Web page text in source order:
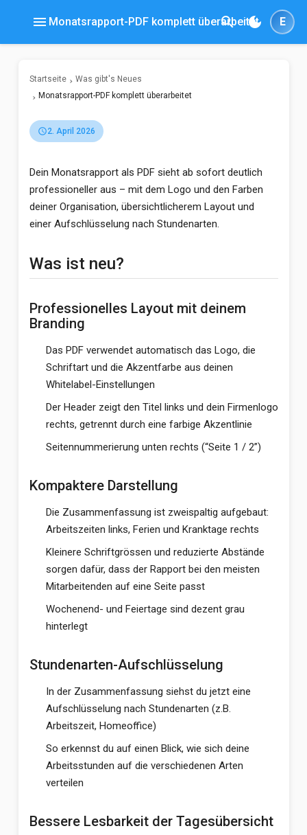
menu Monatsrapport-PDF komplett überarbeitet
search dark_mode E
Startseite
Was gibt's Neues
Monatsrapport-PDF komplett überarbeitet
schedule2. April 2026
Dein Monatsrapport als PDF sieht ab sofort deutlich
professioneller aus – mit dem Logo und den Farben
deiner Organisation, übersichtlicherem Layout und
einer Aufschlüsselung nach Stundenarten.
Was ist neu?
Professionelles Layout mit deinem
Branding
Das PDF verwendet automatisch das Logo, die
Schriftart und die Akzentfarbe aus deinen
Whitelabel-Einstellungen
Der Header zeigt den Titel links und dein Firmenlogo
rechts, getrennt durch eine farbige Akzentlinie
Seitennummerierung unten rechts (“Seite 1 / 2”)
Kompaktere Darstellung
Die Zusammenfassung ist zweispaltig aufgebaut:
Arbeitszeiten links, Ferien und Kranktage rechts
Kleinere Schriftgrössen und reduzierte Abstände
sorgen dafür, dass der Rapport bei den meisten
Mitarbeitenden auf eine Seite passt
Wochenend- und Feiertage sind dezent grau
hinterlegt
Stundenarten-Aufschlüsselung
In der Zusammenfassung siehst du jetzt eine
Aufschlüsselung nach Stundenarten (z.B.
Arbeitszeit, Homeoffice)
So erkennst du auf einen Blick, wie sich deine
Arbeitsstunden auf die verschiedenen Arten
verteilen
Bessere Lesbarkeit der Tagesübersicht